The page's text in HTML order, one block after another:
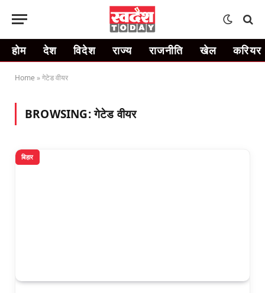
होम देश विदेश राज्य राजनीति खेल करियर
Home »गेटेड वीयर
BROWSING:गेटेड वीयर
बिहार